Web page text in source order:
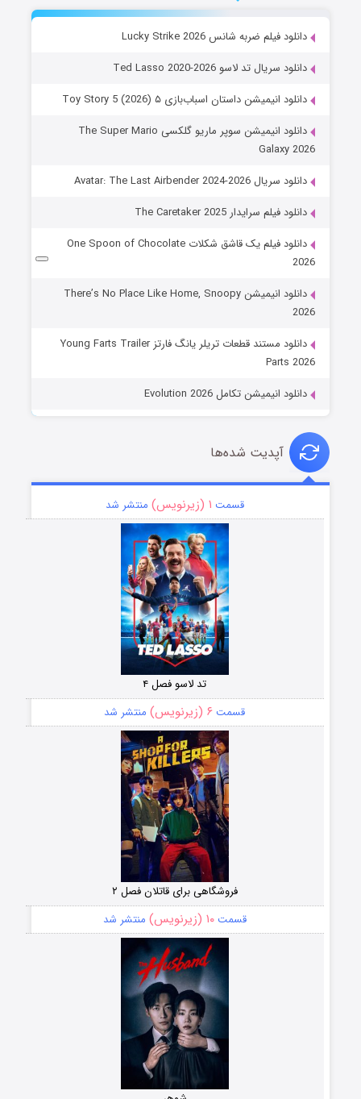
دانلود فیلم ضربه شانس Lucky Strike 2026
دانلود سریال تد لاسو Ted Lasso 2020-2026
دانلود انیمیشن داستان اسباب‌بازی ۵ Toy Story 5 (2026)
دانلود انیمیشن سوپر ماریو گلکسی The Super Mario
Galaxy 2026
دانلود سریال Avatar: The Last Airbender 2024-2026
دانلود فیلم سرایدار The Caretaker 2025
دانلود فیلم یک قاشق شکلات One Spoon of Chocolate
2026
دانلود انیمیشن There’s No Place Like Home, Snoopy
2026
دانلود مستند قطعات تریلر یانگ فارتز Young Farts Trailer
Parts 2026
دانلود انیمیشن تکامل Evolution 2026
آپدیت شده‌ها
قسمت ۱ (زیرنویس) منتشر شد
تد لاسو فصل ۴
قسمت ۶ (زیرنویس) منتشر شد
فروشگاهی برای قاتلان فصل ۲
قسمت۱۰ (زیرنویس) منتشر شد